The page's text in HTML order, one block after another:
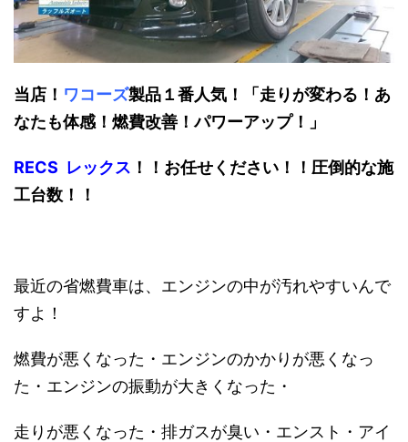
当店！ ワコーズ製品１番人気！「走りが変わる！あ
なたも体感！燃費改善！パワーアップ！」
RECS レックス ！！お任せください！！圧倒的な施
工台数！！
最近の省燃費車は、エンジンの中が汚れやすいんで
すよ！
燃費が悪くなった・エンジンのかかりが悪くなっ
た・エンジンの振動が大きくなった・
走りが悪くなった・排ガスが臭い・エンスト・アイ